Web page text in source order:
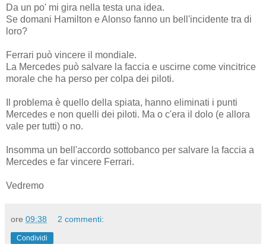
Da un po' mi gira nella testa una idea.
Se domani Hamilton e Alonso fanno un bell'incidente tra di
loro?
Ferrari può vincere il mondiale.
La Mercedes può salvare la faccia e uscirne come vincitrice
morale che ha perso per colpa dei piloti.
Il problema è quello della spiata, hanno eliminati i punti
Mercedes e non quelli dei piloti. Ma o c'era il dolo (e allora
vale per tutti) o no.
Insomma un bell'accordo sottobanco per salvare la faccia a
Mercedes e far vincere Ferrari.
Vedremo
ore 09:38 2 commenti:
Condividi